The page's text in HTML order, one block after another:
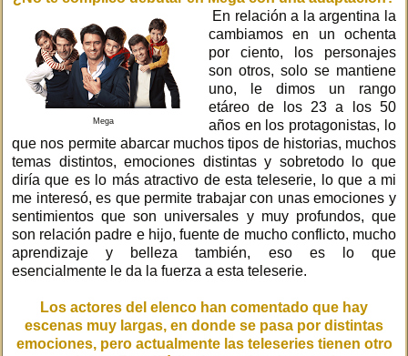
Mega
En relación a la argentina la
cambiamos en un ochenta
por ciento, los personajes
son otros, solo se mantiene
uno, le dimos un rango
etáreo de los 23 a los 50
años en los protagonistas, lo
que nos permite abarcar muchos tipos de historias, muchos
temas distintos, emociones distintas y sobretodo lo que
diría que es lo más atractivo de esta teleserie, lo que a mi
me interesó, es que permite trabajar con unas emociones y
sentimientos que son universales y muy profundos, que
son relación padre e hijo, fuente de mucho conflicto, mucho
aprendizaje y belleza también, eso es lo que
esencialmente le da la fuerza a esta teleserie.
Los actores del elenco han comentado que hay
escenas muy largas, en donde se pasa por distintas
emociones, pero actualmente las teleseries tienen otro